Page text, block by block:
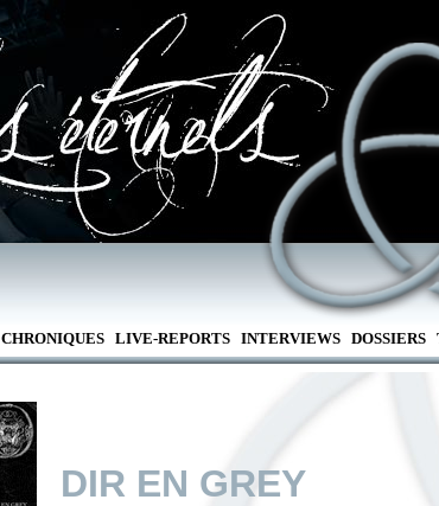
CHRONIQUES LIVE-REPORTS INTERVIEWS DOSSIERS
DIR EN GREY